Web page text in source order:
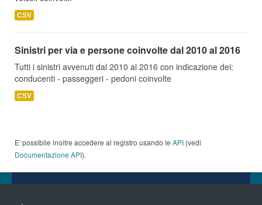
CSV
Sinistri per via e persone coinvolte dal 2010 al 2016
Tutti i sinistri avvenuti dal 2010 al 2016 con indicazione dei:
conducenti - passeggeri - pedoni coinvolte
CSV
E' possibile inoltre accedere al registro usando le API (vedi
Documentazione API).